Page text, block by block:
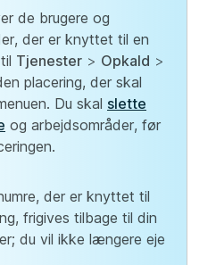
de brugere og
der er knyttet til en
Tjenester > Opkald >
placering, der skal
Du skal slette
og arbejdsområder, før
der er knyttet til
frigives tilbage til din
du vil ikke længere eje